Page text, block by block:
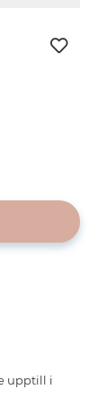
upptill i